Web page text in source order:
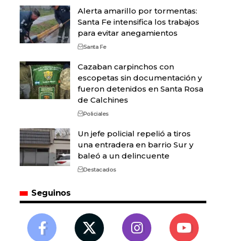
Alerta amarillo por tormentas:
Santa Fe intensifica los trabajos
para evitar anegamientos
Santa Fe
Cazaban carpinchos con
escopetas sin documentación y
fueron detenidos en Santa Rosa
de Calchines
Policiales
Un jefe policial repelió a tiros
una entradera en barrio Sur y
baleó a un delincuente
Destacados
Seguinos